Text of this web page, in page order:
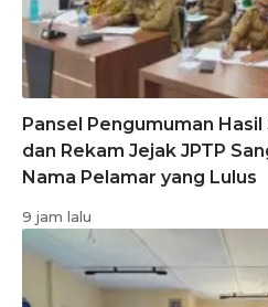
Pansel Pengumuman
dan Rekam Jejak JPTP
Nama Pelamar yang Lulus
9 jam lalu